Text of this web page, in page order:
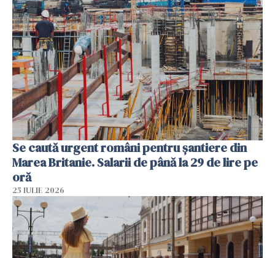
Se caută urgent români pentru șantiere din
Marea Britanie. Salarii de până la 29 de lire pe
oră
25 IULIE 2026